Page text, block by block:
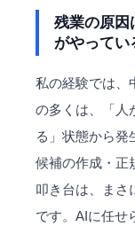
残業の原因
がやってい
私の経験では、
の多くは、「人
る」状態から発
候補の作成・正
叩き台は、まさ
です。AIに任せ